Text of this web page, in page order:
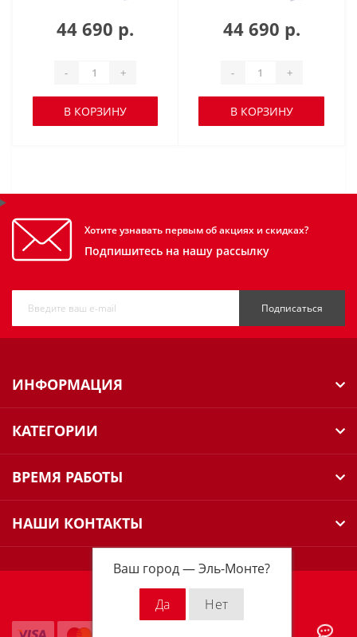
Ваш город —Эль-Монте?
44 690 р.
- +
В КОРЗИНУ
44 690 р.
- +
В КОРЗИНУ
Хотите узнавать первым об акциях и скидках?
Подпишитесь на нашу рассылку
Подписаться
ИНФОРМАЦИЯ
КАТЕГОРИИ
ВРЕМЯ РАБОТЫ
НАШИ КОНТАКТЫ
Milwaukee Russia © 2026